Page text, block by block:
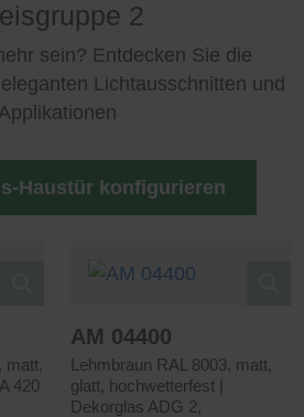
2
sein? Entdecken Sie die
Lichtausschnitten und
Haustür konfigurieren
matt,
420
AM 04400
Lehmbraun RAL 8003, matt,
glatt, hochwetterfest |
Dekorglas ADG 2,